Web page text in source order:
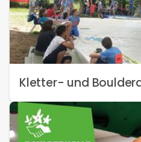
Kletter- und